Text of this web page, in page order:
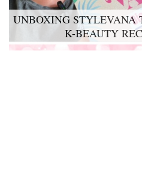
UNBOXING STYLEVANA
K-BEAUTY
LYKO LOVABLES THE